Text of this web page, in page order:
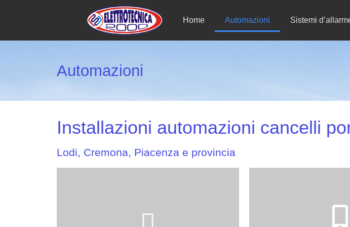
Home Automazioni Sistemi
Automazioni
Installazioni automazioni cancelli
Lodi, Cremona, Piacenza e provincia
comandare le tue